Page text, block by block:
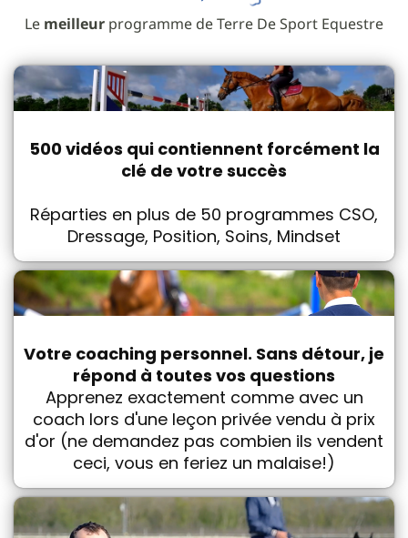
Le meilleur programme de Terre De Sport Equestre
500 vidéos qui contiennent forcément la
clé de votre succès
Réparties en plus de 50 programmes CSO,
Dressage, Position, Soins, Mindset
Votre coaching personnel. Sans détour, je
répond à toutes vos questions
Apprenez exactement comme avec un
coach lors d'une leçon privée vendu à prix
d'or (ne demandez pas combien ils vendent
ceci, vous en feriez un malaise!)